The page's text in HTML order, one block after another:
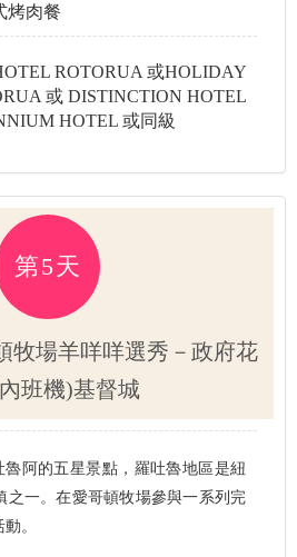
烤肉餐
ROTORUA 或HOLIDAY
或 DISTINCTION HOTEL
HOTEL 或同級
第5天
牧場羊咩咩選秀－政府花
班機)基督城
魯阿的五星景點，羅吐魯地區是紐
之一。在愛哥頓牧場參與一系列完
。